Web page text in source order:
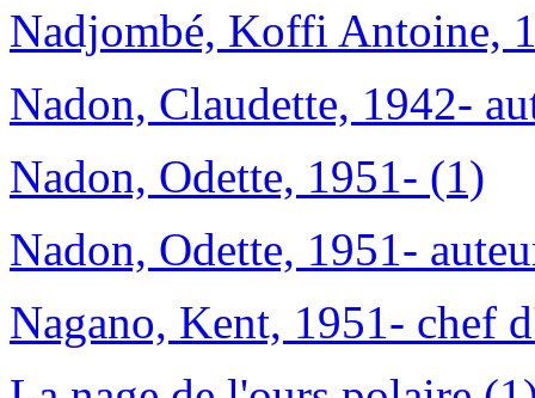
Nadjombé, Koffi Antoine,
Nadon, Claudette, 1942-
Nadon, Odette, 1951- (1)
Nadon, Odette, 1951-
Nagano, Kent, 1951- chef